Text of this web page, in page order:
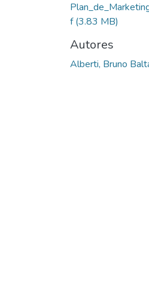
f(3.83 MB)
Autores
Alberti, Bruno